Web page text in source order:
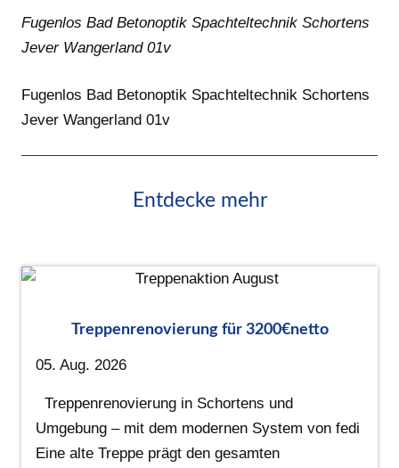
Fugenlos Bad Betonoptik Spachteltechnik Schortens
Jever Wangerland 01v
Fugenlos Bad Betonoptik Spachteltechnik Schortens
Jever Wangerland 01v
Entdecke mehr
Treppenrenovierung für 3200€netto
05. Aug. 2026
Treppenrenovierung in Schortens und
Umgebung – mit dem modernen System von fedi
Eine alte Treppe prägt den gesamten